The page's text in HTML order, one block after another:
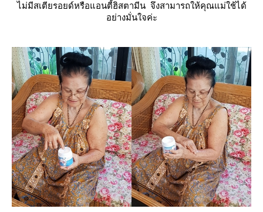
ไม่มีสเตียรอยด์หรือแอนตี้ฮิสตามีน จึงสามารถให้คุณแม่ใช้ได้
อย่างมั่นใจค่ะ